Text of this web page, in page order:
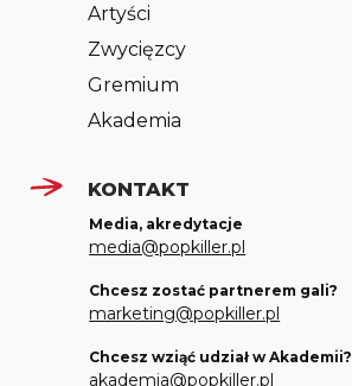
Artyści
Zwycięzcy
Gremium
Akademia
KONTAKT
Media, akredytacje
media@popkiller.pl
Chcesz zostać partnerem gali?
marketing@popkiller.pl
Chcesz wziąć udział w Akademii?
akademia@popkiller.pl